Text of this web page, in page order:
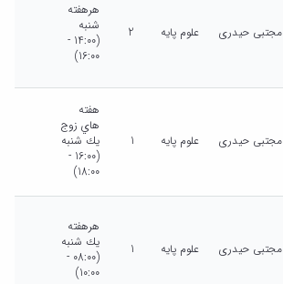
مجتبی حیدری علوم پایه 2
هرهفته
شنبه
(14:00 -
16:00)
مجتبی حیدری علوم پایه 1
هفته
هاي زوج
يك شنبه
(16:00 -
18:00)
مجتبی حیدری علوم پایه 1
هرهفته
يك شنبه
(08:00 -
10:00)